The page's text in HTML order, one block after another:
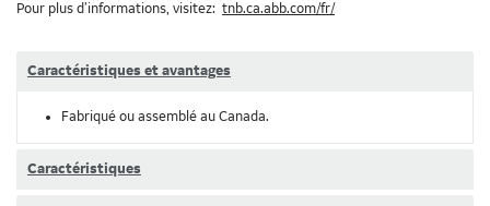
Pour plus d’informations, visitez: tnb.ca.abb.com/fr/
Caractéristiques et avantages
Fabriqué ou assemblé au Canada.
Caractéristiques